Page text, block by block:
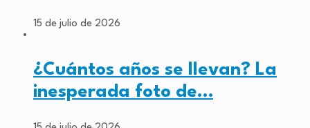
15 de julio de 2026
¿Cuántos años se llevan? La
inesperada foto de…